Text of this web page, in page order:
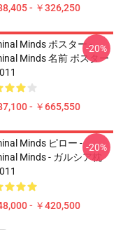
- ￥326,250
Minds ポスター -
Minds 名前 ポスター
- ￥665,550
-20%
Minds ピロー -
Minds - ガルシア枕
- ￥420,500
-20%